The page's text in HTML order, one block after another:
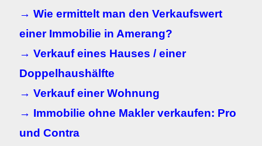
→ Wie ermittelt man den Verkaufswert
einer Immobilie in Amerang?
→ Verkauf eines Hauses / einer
Doppelhaushälfte
→ Verkauf einer Wohnung
→ Immobilie ohne Makler verkaufen: Pro
und Contra